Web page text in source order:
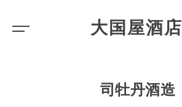
大国屋酒店
司牡丹酒造